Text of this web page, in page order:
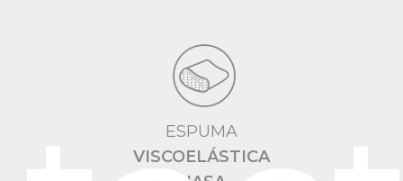
ESPUMA
VISCOELÁSTICA